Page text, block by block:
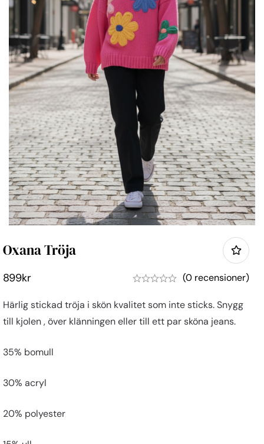
Oxana Tröja
899kr (0 recensioner)
Härlig stickad tröja i skön kvalitet som inte sticks. Snygg
till kjolen , över klänningen eller till ett par sköna jeans.
35% bomull
30% acryl
20% polyester